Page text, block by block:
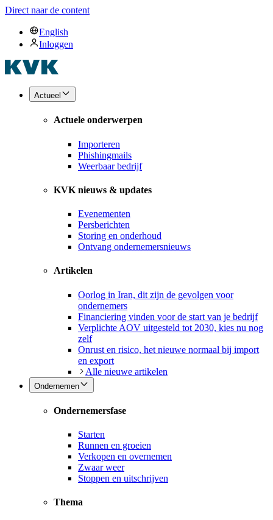
Direct naar de content
English
Inloggen
Actueel
Actuele onderwerpen
Importeren
Phishingmails
Weerbaar bedrijf
KVK nieuws & updates
Evenementen
Persberichten
Storing en onderhoud
Ontvang ondernemersnieuws
Artikelen
Oorlog in Iran, dit zijn de gevolgen voor
ondernemers
Financiering vinden voor de start van je bedrijf
Verplichte AOV uitgesteld tot 2030, kies nu nog
zelf
Onrust en risico, het nieuwe normaal bij import
en export
Alle nieuwe artikelen
Ondernemen
Ondernemersfase
Starten
Runnen en groeien
Verkopen en overnemen
Zwaar weer
Stoppen en uitschrijven
Thema